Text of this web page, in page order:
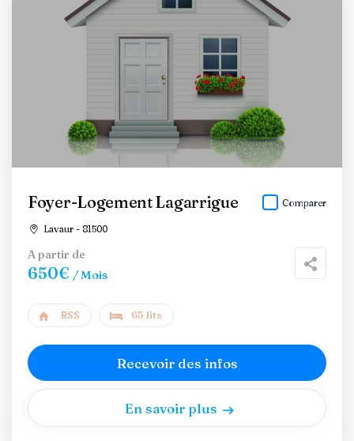
Foyer-Logement Lagarrigue
Lavaur - 81500
Comparer
A partir de
650€ / Mois
RSS 65 lits
Recevoir des infos
En savoir plus